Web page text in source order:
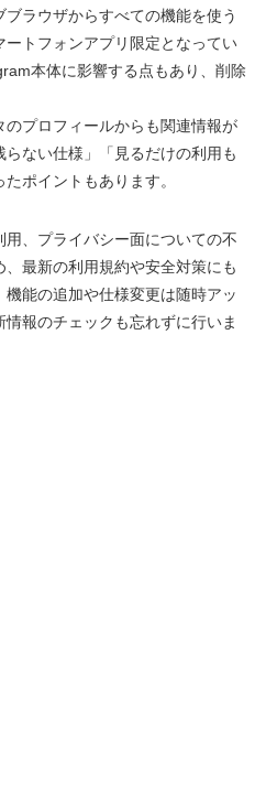
ラウザからすべての機能を使う
トフォンアプリ限定となってい
本体に影響する点もあり、削除
のプロフィールからも関連情報が
ない仕様」「見るだけの利用も
ポイントもあります。
、プライバシー面についての不
最新の利用規約や安全対策にも
能の追加や仕様変更は随時アッ
報のチェックも忘れずに行いま